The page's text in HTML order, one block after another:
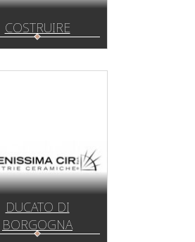
COSTRUIRE
DUCATO DI
BORGOGNA